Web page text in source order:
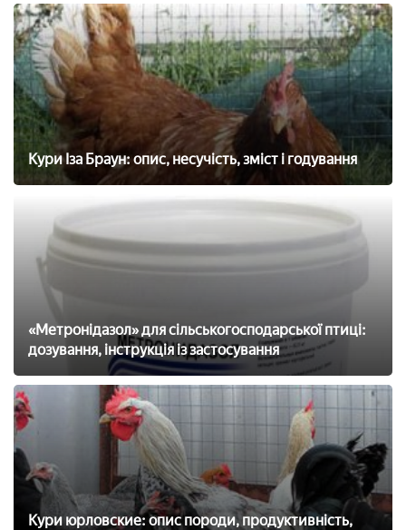
Кури Іза Браун: опис, несучість, зміст і годування
«Метронідазол» для сільськогосподарської птиці:
дозування, інструкція із застосування
Кури юрловские: опис породи, продуктивність,